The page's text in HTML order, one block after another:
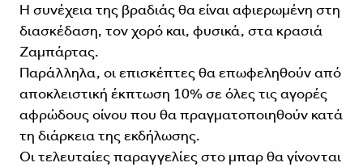
Η συνέχεια της βραδιάς θα είναι αφιερωμένη στη
διασκέδαση, τον χορό και, φυσικά, στα κρασιά
Ζαμπάρτας.
Παράλληλα, οι επισκέπτες θα επωφεληθούν από
αποκλειστική έκπτωση 10% σε όλες τις αγορές
αφρώδους οίνου που θα πραγματοποιηθούν κατά
τη διάρκεια της εκδήλωσης.
Οι τελευταίες παραγγελίες στο μπαρ θα γίνονται